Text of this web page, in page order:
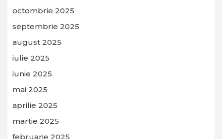
octombrie 2025
septembrie 2025
august 2025
iulie 2025
iunie 2025
mai 2025
aprilie 2025
martie 2025
februarie 2025